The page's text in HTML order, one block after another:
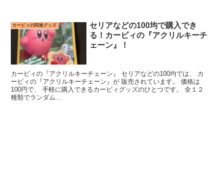
カービィの関連グッズ
セリアなどの100均で購入でき
る！カービィの『アクリルキーチ
ェーン』！
カービィの『アクリルキーチェーン』 セリアなどの100均では、 カ
ービィの『アクリルキーチェーン』が 販売されています。 価格は
100円で、 手軽に購入できるカービィグッズのひとつです。 全１２
種類でランダム...